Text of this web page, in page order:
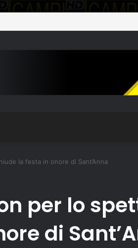
la festa in onore di Sant’Anna
per lo
di